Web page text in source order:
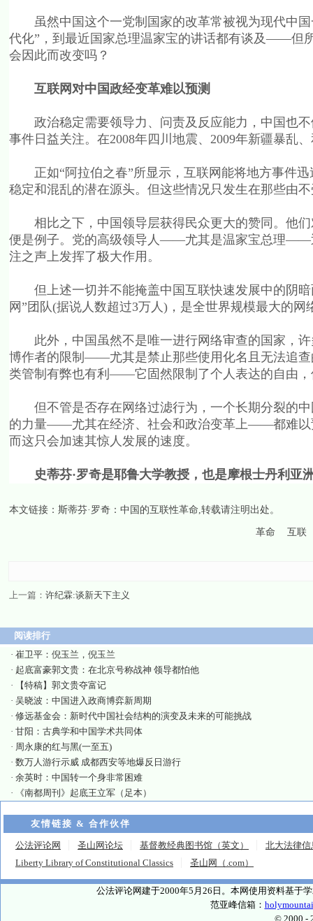
虽然中国这个一党制国家的改革常被视为现代中
代化”，到最近国家总理温家宝的讲话都有谈及——但
会因此而改变吗？
互联网对中国政经变革难以预测
政治稳定需要领导力、问责及反应能力，中国也不
事件日益关注。在2008年四川地震、2009年新疆暴乱
正如“阿拉伯之春”所显示，互联网能将地方事件
稳定和混乱的潜在源头。但这些情况只发生在那些由
相比之下，中国领导层获得民众更大的赞同。他们
便是例子。党的高级领导人——尤其是温家宝总理——
注之声上发挥了极大作用。
但上述一切并不能掩盖中国互联快速发展中的阴
网”团队(据说人数超过3万人)，是全世界规模最大的网
此外，中国虽然不是唯一进行网络审查的国家，许
博作者的限制——尤其是禁止那些使用化名且无法追
类管制有弊也有利——它固然限制了个人表达的自由
但不管是否存在网络过滤行为，一个长期分裂的中
的力量——尤其在经济、社会和政治变革上——都难以
而这只会加速其惊人发展的速度。
史蒂芬·罗奇是耶鲁大学教授，也是摩根士丹利亚
本文链接： 斯蒂芬·罗奇：中国的互联性革命,转载请注明出处。
革命 互联
上一篇： 许纪霖:谈新天下主义
阅读排行
· 崔卫平：倪玉兰，倪玉兰
· 起底富豪郭文贵：在北京号称战神 领导都怕他
·
【特稿】郭文贵夺富记
· 吴晓波：中国进入政商博弈新周期
· 修远基金会：新时代中国社会结构的演变及未来的可能挑战
· 甘阳：古典学和中国学术共同体
· 周永康的红与黑(一至五)
· 数万人游行示威 成都西安等地爆反日游行
· 余英时：中国转一个身非常困难
·
《南都周刊》起底王立军（足本）
友情链接 & 合作伙伴
公法评论网 圣山网论坛 基督教经典图书馆（英文）
北大法律信
Liberty Library of Constitutional Classics
圣山网（.com）
公法评论网建于2000年5月26日。本网使用资料基于
范亚峰信箱：
© 2000 -